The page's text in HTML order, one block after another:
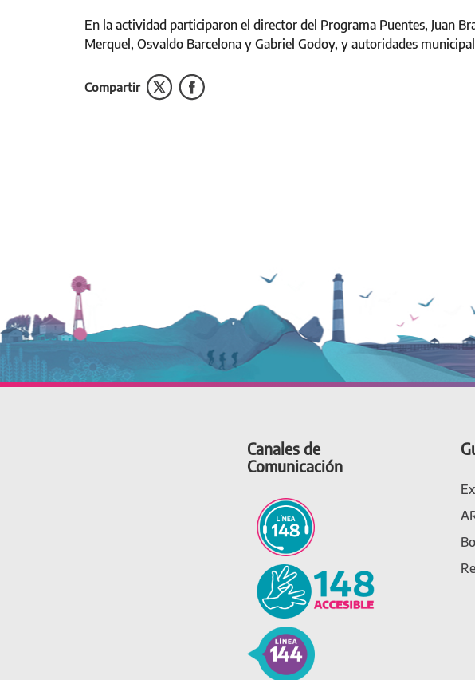
En la actividad participaron el director del Programa Puentes, Juan
Merquel, Osvaldo Barcelona y Gabriel Godoy, y autoridades
Compartir
Canales de
Comunicación